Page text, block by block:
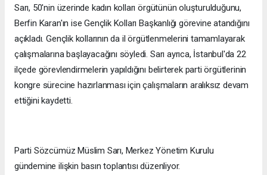
Sarı, 50'nin üzerinde kadın kolları örgütünün oluşturulduğunu,
Berfin Karan'ın ise Gençlik Kolları Başkanlığı görevine atandığını
açıkladı. Gençlik kollarının da il örgütlenmelerini tamamlayarak
çalışmalarına başlayacağını söyledi. Sarı ayrıca, İstanbul'da 22
ilçede görevlendirmelerin yapıldığını belirterek parti örgütlerinin
kongre sürecine hazırlanması için çalışmaların aralıksız devam
ettiğini kaydetti.
Parti Sözcümüz Müslim Sarı, Merkez Yönetim Kurulu
gündemine ilişkin basın toplantısı düzenliyor.